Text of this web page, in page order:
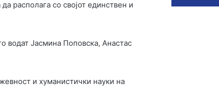
располага со својот единствен и
водат Јасмина Поповска, Анастас
и хуманистички науки на